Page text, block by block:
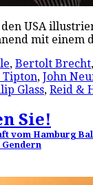
USA
mit
, Bertolt Brecht,
Tipton, John
Glass, Reid &
Sie!
vom Hamburg